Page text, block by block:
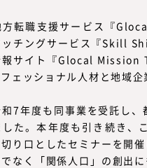
方転職支援サービス『
ッチングサービス『Skill
報サイト『Glocal Mission
ェッショナル人材と地域
7年度も同事業を受託し
た。本年度も引き続き、
り口としたセミナーを開
なく「関係人口」の創出